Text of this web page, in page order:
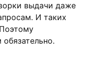
выдачи даже
И таких